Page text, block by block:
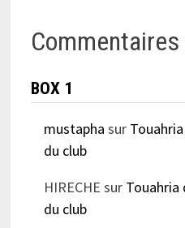
BOX 1
mustapha sur
du club
HIRECHE sur
du club